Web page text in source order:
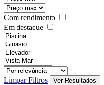
Com rendimento
Em destaque
Limpar Filtros Ver Resultados